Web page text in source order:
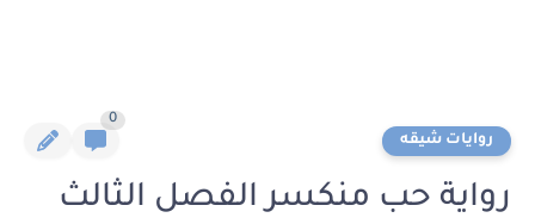
روايات شيقه
0
رواية حب منكسر الفصل الثالث